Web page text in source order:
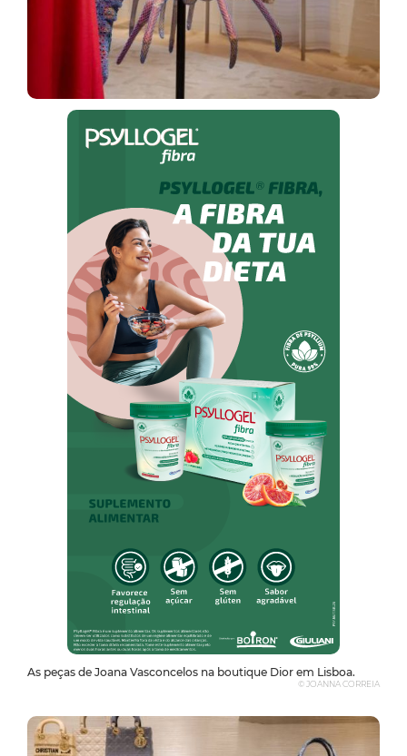
As peças de Joana Vasconcelos na boutique Dior em Lisboa.
© JOANNA CORREIA